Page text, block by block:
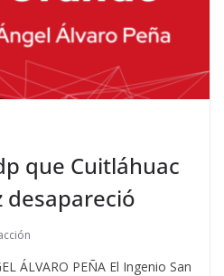
que Cuitláhuac
desapareció
ÁLVARO PEÑA El Ingenio San